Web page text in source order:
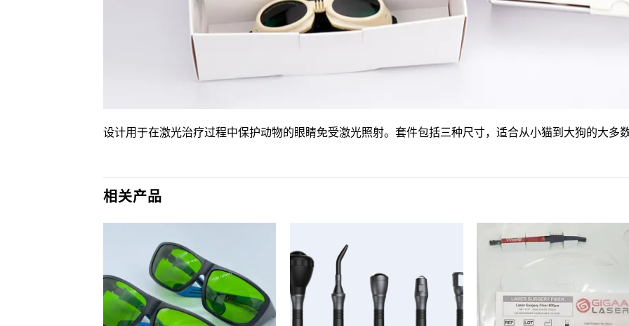
设计用于在激光治疗过程中保护动物的眼睛免受激光照射。套件包括三种尺寸，适合从小猫到大狗的大多
相关产品